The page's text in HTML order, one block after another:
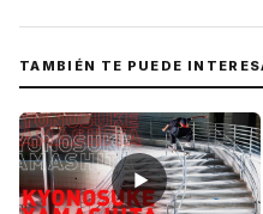
TAMBIÉN TE PUEDE
▶